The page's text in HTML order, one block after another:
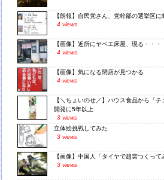
【朗報】自民党さん、党幹部の選挙区
4 views
【画像】近所にヤベエ床屋、現る・・・
4 views
【画像】気になる閉店が見つかる
4 views
【＼ちょいのせ／】ハウス食品から「
開発に5年以上
3 views
立体絵挑戦してみた
3 views
【画像】中国人「タイヤで趙雲つくって
3 views